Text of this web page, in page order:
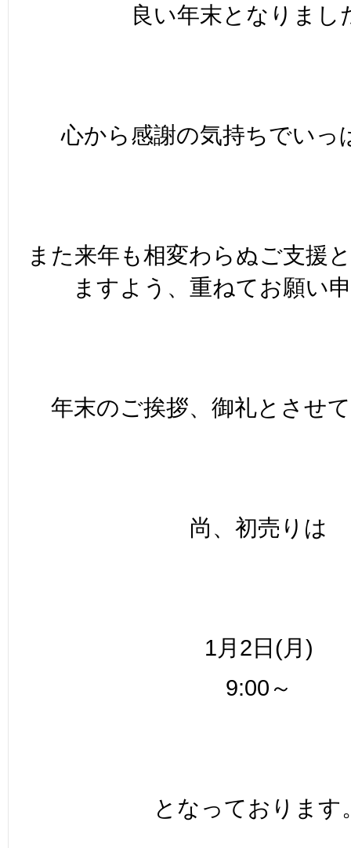
良い年末となりまし
心から感謝の気持ちでいっ
また来年も相変わらぬご支援
ますよう、重ねてお願い
年末のご挨拶、御礼とさせ
尚、初売りは
1月2日(月)
9:00～
となっております